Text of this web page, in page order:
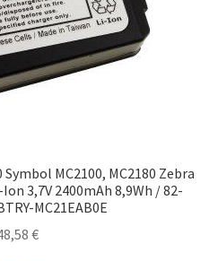
MC2100, MC2180 Zebra
3,7V 2400mAh 8,9Wh / 82-
MC21EAB0E
€